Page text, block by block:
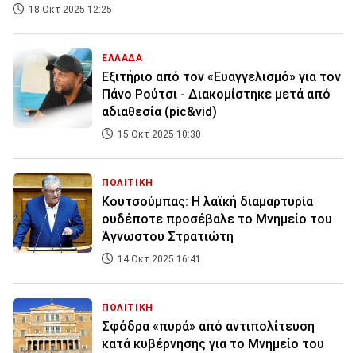
18 Οκτ 2025 12:25
ΕΛΛΑΔΑ
Εξιτήριο από τον «Ευαγγελισμό» για τον
Πάνο Ρούτσι - Διακομίστηκε μετά από
αδιαθεσία (pic&vid)
15 Οκτ 2025 10:30
ΠΟΛΙΤΙΚΗ
Κουτσούμπας: Η λαϊκή διαμαρτυρία
ουδέποτε προσέβαλε το Μνημείο του
Άγνωστου Στρατιώτη
14 Οκτ 2025 16:41
ΠΟΛΙΤΙΚΗ
Σφόδρα «πυρά» από αντιπολίτευση
κατά κυβέρνησης για το Μνημείο του